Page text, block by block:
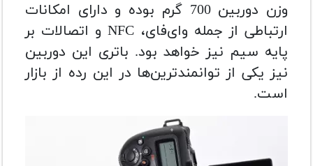
وزن دوربین 700 گرم بوده و دارای امکانات
ارتباطی از جمله وای‌فای، NFC و اتصالات بر
پایه سیم نیز خواهد بود. باتری این دوربین
نیز یکی از توانمندترین‌ها در این رده از بازار
است.